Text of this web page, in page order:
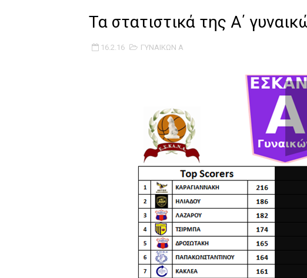
B ΕΦΗΒΩΝ F4 : Χάλκινο το Πέρα 71-56
Live streaming ΜΠΑΡΑΖ ΑΝΟΔΟΥ ΣΤΗΝ
Β΄ ΕΦΗΒΩΝ F4 : Εντυπωσιακός ο
FINAL 4 B EΦΗΒΩΝ : ΗΜΙΤΕΛΙΚΟΙ
Γ ΑΝΔΡΩΝ play off: Ανέβηκε ο Προφήτης
Ολοκληρώνεται η μετακόμιση των
ΤΕΛΙΚΟΣ U21 : Λύγισε στον τελικό με
ΚΟΡΑΣΙΔΕΣ : Ο Κρόνος Αγίου
TEΛΙΚΟΣ ΚΥΠΕΛΛΟΥ: Κυπελλούχος ο
Τα στατιστικά της Α΄
16.2.16 ΓΥΝΑΙΚΩΝ Α